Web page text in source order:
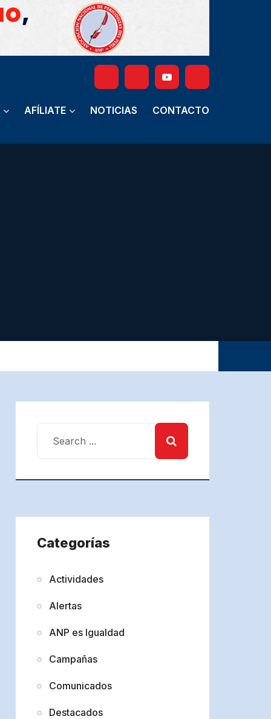
AFÍLIATE NOTICIAS CONTACTO
Categorías
Actividades
Alertas
ANP es Igualdad
Campañas
Comunicados
Destacados